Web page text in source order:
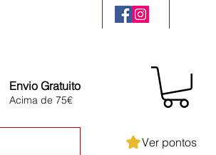
Envio Gratuito
Acima de 75€
Ver pontos